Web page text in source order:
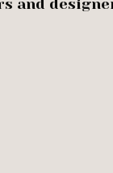
and